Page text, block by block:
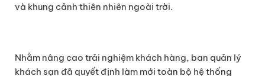
và khung cảnh thiên nhiên ngoài trời.
Nhằm nâng cao trải nghiệm khách hàng, ban quản lý
khách sạn đã quyết định làm mới toàn bộ hệ thống